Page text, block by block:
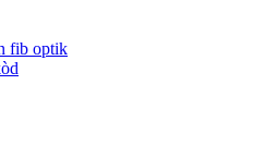
fib optik